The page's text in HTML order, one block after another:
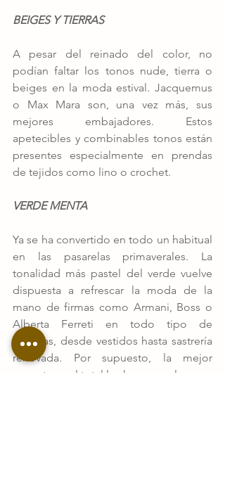
BEIGES Y TIERRAS
A pesar del reinado del color, no
podían faltar los tonos nude, tierra o
beiges en la moda estival. Jacquemus
o Max Mara son, una vez más, sus
mejores embajadores. Estos
apetecibles y combinables tonos están
presentes especialmente en prendas
de tejidos como lino o crochet.
VERDE MENTA
Ya se ha convertido en todo un habitual
en las pasarelas primaverales. La
tonalidad más pastel del verde vuelve
dispuesta a refrescar la moda de la
mano de firmas como Armani, Boss o
Alberta Ferreti en todo tipo de
prendas, desde vestidos hasta sastrería
renovada. Por supuesto, la mejor
apuesta es el total look monocolor.